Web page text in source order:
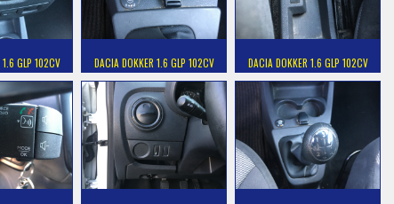
1.6 GLP 102CV DACIA DOKKER 1.6 GLP 102CV DACIA DOKKER 1.6 GLP 102CV